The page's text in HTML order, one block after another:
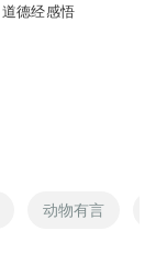
道德经感悟
动物有言